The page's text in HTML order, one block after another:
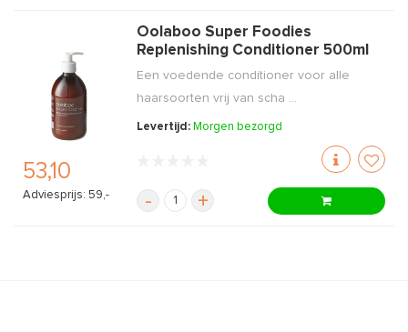
53,10
Adviesprijs: 59,-
Oolaboo Super Foodies
Replenishing Conditioner 500ml
Een voedende conditioner voor alle
haarsoorten vrij van scha ...
Levertijd: Morgen bezorgd
- +